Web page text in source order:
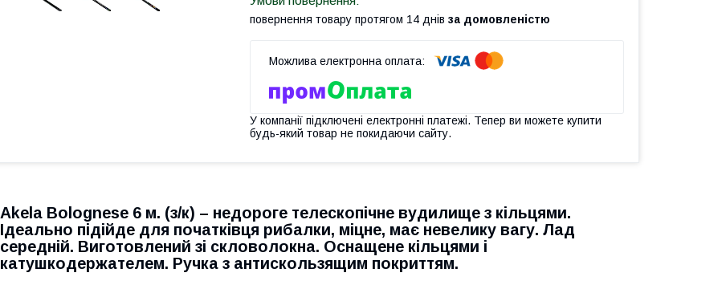
повернення товару протягом 14 днів за домовленістю
У компанії підключені електронні платежі. Тепер ви можете купити
будь-який товар не покидаючи сайту.
Akela Bolognese 6 м. (з/к) – недороге телескопічне вудилище з кільцями.
Ідеально підійде для початківця рибалки, міцне, має невелику вагу. Лад
середній. Виготовлений зі скловолокна. Оснащене кільцями і
катушкодержателем. Ручка з антискользящим покриттям.